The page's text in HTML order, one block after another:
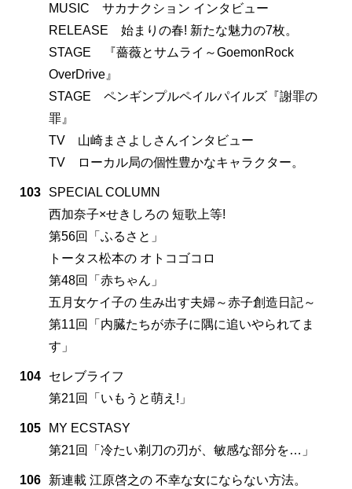
MUSIC サカナクション インタビュー
RELEASE 始まりの春! 新たな魅力の7枚。
STAGE 『薔薇とサムライ～GoemonRock
OverDrive』
STAGE ペンギンプルペイルパイルズ『謝罪の
罪』
TV 山崎まさよしさんインタビュー
TV ローカル局の個性豊かなキャラクター。
103
SPECIAL COLUMN
西加奈子×せきしろの 短歌上等!
第56回「ふるさと」
トータス松本の オトコゴコロ
第48回「赤ちゃん」
五月女ケイ子の 生み出す夫婦～赤子創造日記～
第11回「内臓たちが赤子に隅に追いやられてま
す」
104
セレブライフ
第21回「いもうと萌え!」
105
MY ECSTASY
第21回「冷たい剃刀の刃が、敏感な部分を…」
106 新連載 江原啓之の 不幸な女にならない方法。